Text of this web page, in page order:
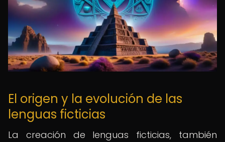
El origen y la evolución de las
lenguas ficticias
La creación de lenguas ficticias, también